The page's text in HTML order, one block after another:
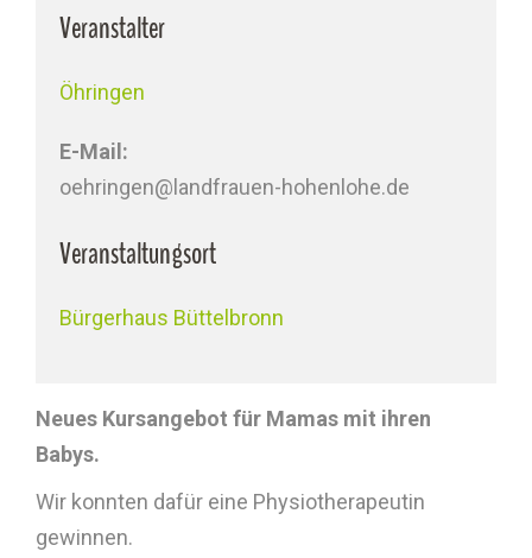
Veranstalter
Öhringen
E-Mail:
oehringen@landfrauen-hohenlohe.de
Veranstaltungsort
Bürgerhaus Büttelbronn
Neues Kursangebot für Mamas mit ihren
Babys.
Wir konnten dafür eine Physiotherapeutin
gewinnen.